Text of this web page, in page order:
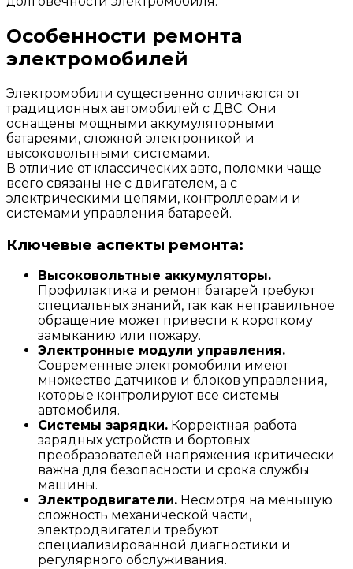
Особенности ремонта
электромобилей
Электромобили существенно отличаются от
традиционных автомобилей с ДВС. Они
оснащены мощными аккумуляторными
батареями, сложной электроникой и
высоковольтными системами.
В отличие от классических авто, поломки чаще
всего связаны не с двигателем, а с
электрическими цепями, контроллерами и
системами управления батареей.
Ключевые аспекты ремонта:
Высоковольтные аккумуляторы.
Профилактика и ремонт батарей требуют
специальных знаний, так как неправильное
обращение может привести к короткому
замыканию или пожару.
Электронные модули управления.
Современные электромобили имеют
множество датчиков и блоков управления,
которые контролируют все системы
автомобиля.
Системы зарядки. Корректная работа
зарядных устройств и бортовых
преобразователей напряжения критически
важна для безопасности и срока службы
машины.
Электродвигатели. Несмотря на меньшую
сложность механической части,
электродвигатели требуют
специализированной диагностики и
регулярного обслуживания.